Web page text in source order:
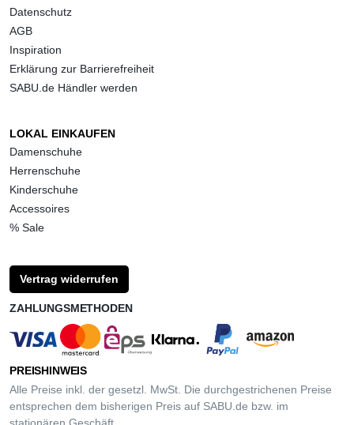
Datenschutz
AGB
Inspiration
Erklärung zur Barrierefreiheit
SABU.de Händler werden
LOKAL EINKAUFEN
Damenschuhe
Herrenschuhe
Kinderschuhe
Accessoires
% Sale
Vertrag widerrufen
ZAHLUNGSMETHODEN
PREISHINWEIS
Alle Preise inkl. der gesetzl. MwSt. Die durchgestrichenen Preise
entsprechen dem bisherigen Preis auf SABU.de bzw. im